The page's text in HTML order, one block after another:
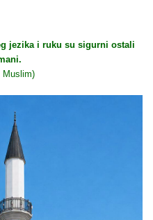
jezika i ruku su sigurni ostali
Muslim)